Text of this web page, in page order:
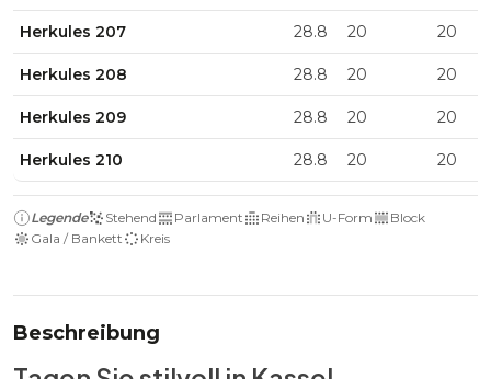
Herkules 207 28.8 20 20
Herkules 208 28.8 20 20
Herkules 209 28.8 20 20
Herkules 210 28.8 20 20
Legende Stehend Parlament Reihen U-Form
Block
Gala / Bankett
Kreis
Beschreibung